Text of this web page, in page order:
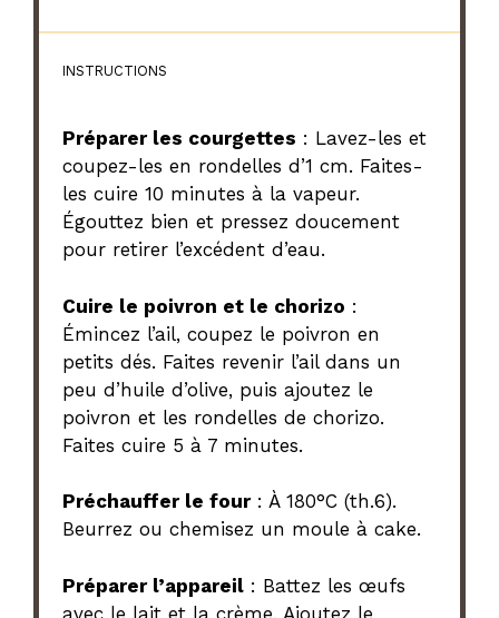
INSTRUCTIONS
Préparer les courgettes : Lavez-les et
coupez-les en rondelles d’1 cm. Faites-
les cuire 10 minutes à la vapeur.
Égouttez bien et pressez doucement
pour retirer l’excédent d’eau.
Cuire le poivron et le chorizo :
Émincez l’ail, coupez le poivron en
petits dés. Faites revenir l’ail dans un
peu d’huile d’olive, puis ajoutez le
poivron et les rondelles de chorizo.
Faites cuire 5 à 7 minutes.
Préchauffer le four: À 180°C (th.6).
Beurrez ou chemisez un moule à cake.
Préparer l’appareil : Battez les œufs
avec le lait et la crème. Ajoutez le